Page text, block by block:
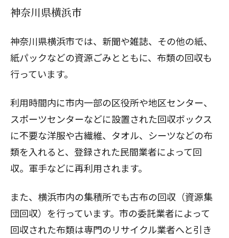
神奈川県横浜市
神奈川県横浜市では、新聞や雑誌、その他の紙、
紙パックなどの資源ごみとともに、布類の回収も
行っています。
利用時間内に市内一部の区役所や地区センター、
スポーツセンターなどに設置された回収ボックス
に不要な洋服や古繊維、タオル、シーツなどの布
類を入れると、登録された民間業者によって回
収。軍手などに再利用されます。
また、横浜市内の集積所でも古布の回収（資源集
団回収）を行っています。市の委託業者によって
回収された布類は専門のリサイクル業者へと引き